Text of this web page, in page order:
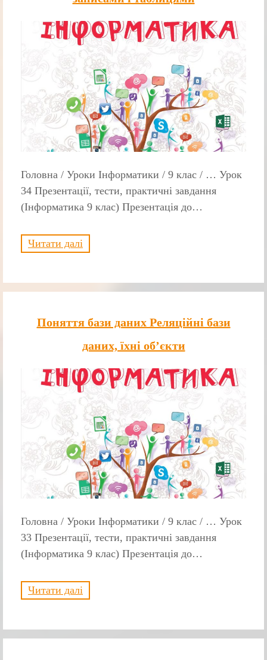
Головна / Уроки Інформатики / 9 клас / … Урок
34 Презентації, тести, практичні завдання
(Інформатика 9 клас) Презентація до…
Читати далі
Поняття бази даних Реляційні бази
даних, їхні об’єкти
Головна / Уроки Інформатики / 9 клас / … Урок
33 Презентації, тести, практичні завдання
(Інформатика 9 клас) Презентація до…
Читати далі